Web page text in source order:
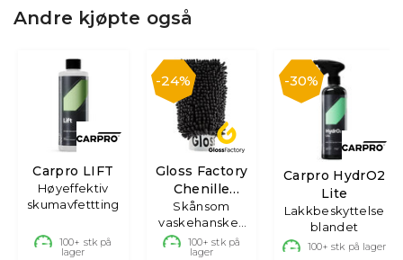
Andre kjøpte også
Carpro LIFT
Høyeffektiv
skumavfettting
100+ stk på
lager
24%
Gloss Factory
Chenille
Wash Mitt
Skånsom
vaskehanske i
mikrofiber
100+ stk på
lager
30%
Carpro HydrO2
Lite
Lakkbeskyttelse
blandet
100+ stk på lager